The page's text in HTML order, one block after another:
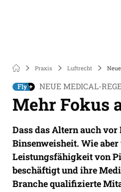
Praxis Luftrecht
NEUE MEDICAL-
Mehr Fokus
Dass das Altern auch
Binsenweisheit. Wie
Leistungsfähigkeit von
beschäftigt und ihre
Branche qualifizierte